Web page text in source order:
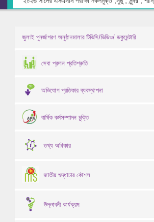
জুলাই পুনর্জাগরণ অনুষ্ঠানমালার টিভিসি/ভিডিও/ ডকুমেন্টারি
সেবা প্রদান প্রতিশ্রুতি
অভিযোগ প্রতিকার ব্যবস্থাপনা
বার্ষিক কর্মসম্পাদন চুক্তি
তথ্য অধিকার
জাতীয় শুদ্ধাচার কৌশল
উদ্ভাবনী কার্যক্রম